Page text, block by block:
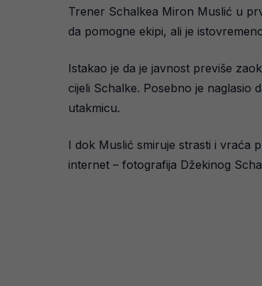
Trener Schalkea Miron Muslić u
da pomogne ekipi, ali je
Istakao je da je javnost previše
cijeli Schalke. Posebno je naglasio
utakmicu.
I dok Muslić smiruje strasti i vraća
internet – fotografija Džekinog